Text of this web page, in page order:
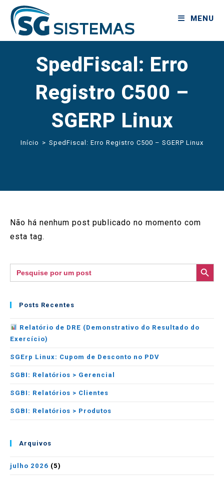
MENU
SpedFiscal: Erro
Registro C500 –
SGERP Linux
Início > SpedFiscal: Erro Registro C500 – SGERP Linux
Não há nenhum post publicado no momento com
esta tag.
Search
for:
SEARCH BUTTON
Posts Recentes
Relatório de DRE (Demonstrativo do Resultado do
Exercício)
SGErp Linux: Cupom de Desconto no PDV
SGBI: Relatórios > Gerencial
SGBI: Relatórios > Clientes
SGBI: Relatórios > Produtos
Arquivos
julho 2026 (5)